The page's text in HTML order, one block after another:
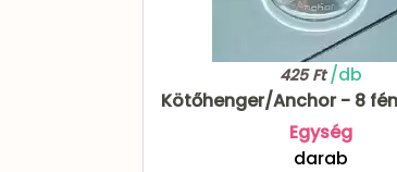
425 Ft/db
Kötőhenger/Anchor - 8
Egység
darab